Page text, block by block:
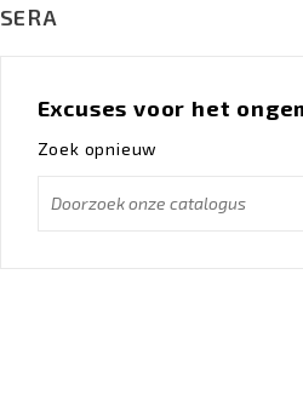
SERA
Excuses voor het
Zoek opnieuw